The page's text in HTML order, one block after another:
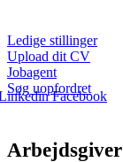
Ledige stillinger
Upload dit CV
Jobagent
Søg uopfordret
Facebook
Arbejdsgiver